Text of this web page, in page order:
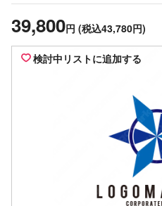
39,800円 (税込43,780円)
検討中リストに追加する